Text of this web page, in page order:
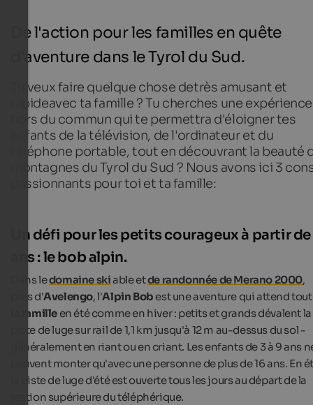
De l'action pour les familles en quête
d'aventure dans le Tyrol du Sud.
Tu veux faire quelque chose detrès amusant et
rapideavec ta famille ? Tu cherches une expérience
hors du commun qui te permettra d'éloigner tes
enfants de la télévision, de l'ordinateur et du
téléphone portable, tout en découvrant la beauté
montagnes du Tyrol du Sud ? Nous avons ici 3
passionnants pour toi et ta famille:
Un défi pour les petits courageux à partir de
ans : le bob alpin.
Dans ledomaine skiable etde randonnée de Merano 2000,
près d'Avelengo, l'Alpin Bob est une aventure qui attend
la famille en été comme en hiver : petits et grands dévalent la
piste de luge sur rail de 1,1 km jusqu'à 12 m au-dessus du sol -
généralement en riant ou en criant. Les enfants de 3 à 9 ans
peuvent monter qu'avec une personne de plus de 16 ans. En
la piste de luge d'été est ouverte tous les jours au départ de la
station supérieure du téléphérique.